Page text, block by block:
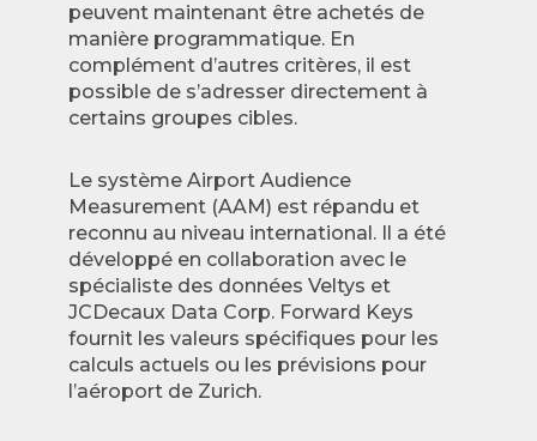
peuvent maintenant être achetés de
manière programmatique. En
complément d’autres critères, il est
possible de s’adresser directement à
certains groupes cibles.
Le système Airport Audience
Measurement (AAM) est répandu et
reconnu au niveau international. Il a été
développé en collaboration avec le
spécialiste des données Veltys et
JCDecaux Data Corp. Forward Keys
fournit les valeurs spécifiques pour les
calculs actuels ou les prévisions pour
l’aéroport de Zurich.